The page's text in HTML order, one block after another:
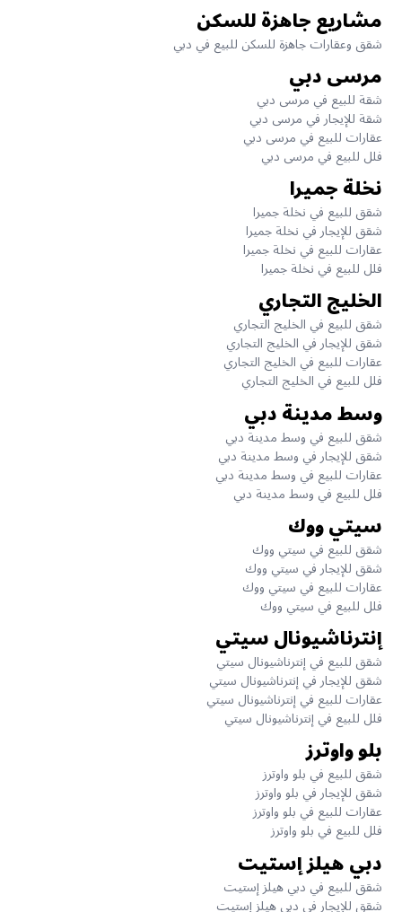
مشاريع جاهزة للسكن
شقق وعقارات جاهزة للسكن للبيع في دبي
مرسى دبي
شقة للبيع في مرسى دبي
شقة للإيجار في مرسى دبي
عقارات للبيع في مرسى دبي
فلل للبيع في مرسى دبي
نخلة جميرا
شقق للبيع في نخلة جميرا
شقق للإيجار في نخلة جميرا
عقارات للبيع في نخلة جميرا
فلل للبيع في نخلة جميرا
الخليج التجاري
شقق للبيع في الخليج التجاري
شقق للإيجار في الخليج التجاري
عقارات للبيع في الخليج التجاري
فلل للبيع في الخليج التجاري
وسط مدينة دبي
شقق للبيع في وسط مدينة دبي
شقق للإيجار في وسط مدينة دبي
عقارات للبيع في وسط مدينة دبي
فلل للبيع في وسط مدينة دبي
سيتي ووك
شقق للبيع في سيتي ووك
شقق للإيجار في سيتي ووك
عقارات للبيع في سيتي ووك
فلل للبيع في سيتي ووك
إنترناشيونال سيتي
شقق للبيع في إنترناشيونال سيتي
شقق للإيجار في إنترناشيونال سيتي
عقارات للبيع في إنترناشيونال سيتي
فلل للبيع في إنترناشيونال سيتي
بلو واوترز
شقق للبيع في بلو واوترز
شقق للإيجار في بلو واوترز
عقارات للبيع في بلو واوترز
فلل للبيع في بلو واوترز
دبي هيلز إستيت
شقق للبيع في دبي هيلز إستيت
شقق للإيجار في دبي هيلز إستيت